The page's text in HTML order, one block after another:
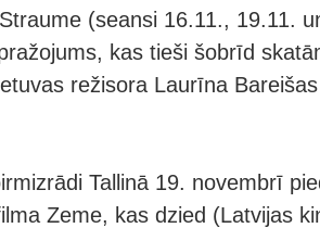
(seansi 16.11., 19.11.
kas tieši šobrīd
režisora Laurīna
Tallinā 19. novembrī
Zeme, kas dzied (Latvijas